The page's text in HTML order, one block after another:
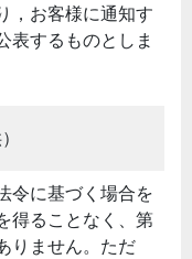
，お客様に通知す
表するものとしま
令に基づく場合を
得ることなく、第
りません。ただ